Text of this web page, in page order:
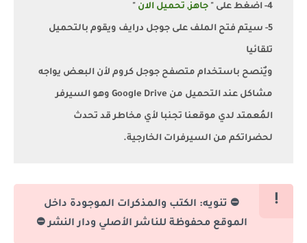
4- اضغط على " جاهز, تحميل الان "
5- سيتم فتح الملف على جوجل درايف ويقوم بالتحميل
تلقائيا
ويٌنصح باستخدام متصفح جوجل كروم لأن البعض يواجه
مشاكل عند التحميل من Google Drive وهو السيرفر
المُعمتد لدي موقعنا تجنبا لأي مخاطر قد تحدث
لحضراتكم من السيرفرات الخارجية.
⛔ تنويه: الكتب والمذكرات الموجودة داخل
الموقع محفوظة للناشر الأصلي ودار النشر ⛔